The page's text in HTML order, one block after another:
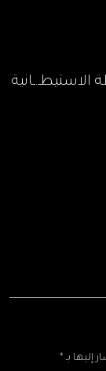
إليها بـ *